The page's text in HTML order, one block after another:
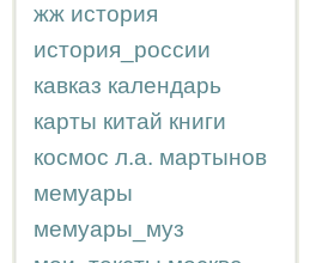
жж история
история_россии
кавказ календарь
карты китай книги
космос л.а. мартынов
мемуары
мемуары_муз